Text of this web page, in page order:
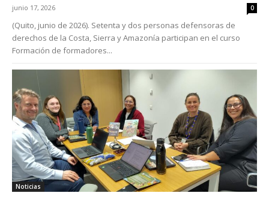
junio 17, 2026 0
(Quito, junio de 2026). Setenta y dos personas defensoras de
derechos de la Costa, Sierra y Amazonía participan en el curso
Formación de formadores...
Noticias